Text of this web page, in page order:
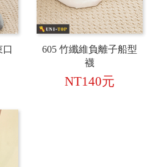
口
605 竹纖維負離子船型
襪
NT140元